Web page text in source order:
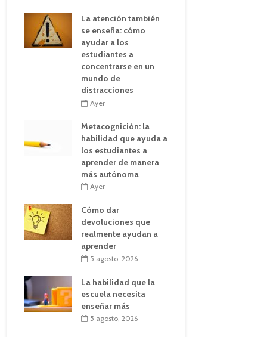
La atención también
se enseña: cómo
ayudar a los
estudiantes a
concentrarse en un
mundo de
distracciones
Ayer
Metacognición: la
habilidad que ayuda a
los estudiantes a
aprender de manera
más autónoma
Ayer
Cómo dar
devoluciones que
realmente ayudan a
aprender
5 agosto, 2026
La habilidad que la
escuela necesita
enseñar más
5 agosto, 2026